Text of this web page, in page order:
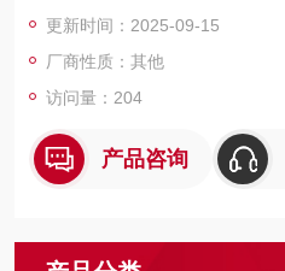
更新时间：2025-09-15
厂商性质：其他
访问量：204
产品咨询